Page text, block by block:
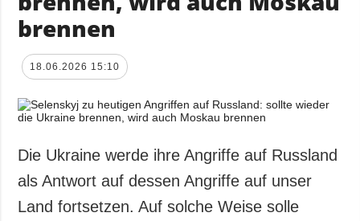
Wiederaufbau
der Ukraine
Politik
Wirtschaft
Militär
Kultur
Sport
Kriminalität
personenbezogener
Daten
brennen
18.06.2026 15:10
Die Ukraine werde ihre Angriffe auf Russland
als Antwort auf dessen Angriffe auf unser
Land fortsetzen. Auf solche Weise solle